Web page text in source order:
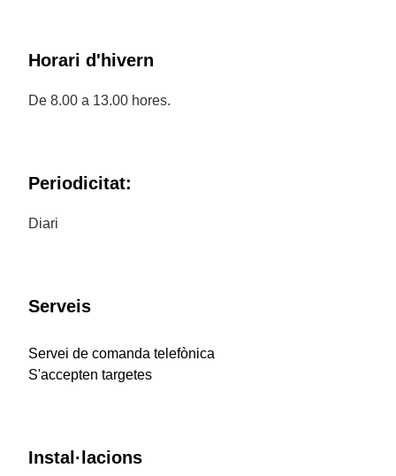
Horari d'hivern
De 8.00 a 13.00 hores.
Periodicitat:
Diari
Serveis
Servei de comanda telefònica
S'accepten targetes
Instal·lacions